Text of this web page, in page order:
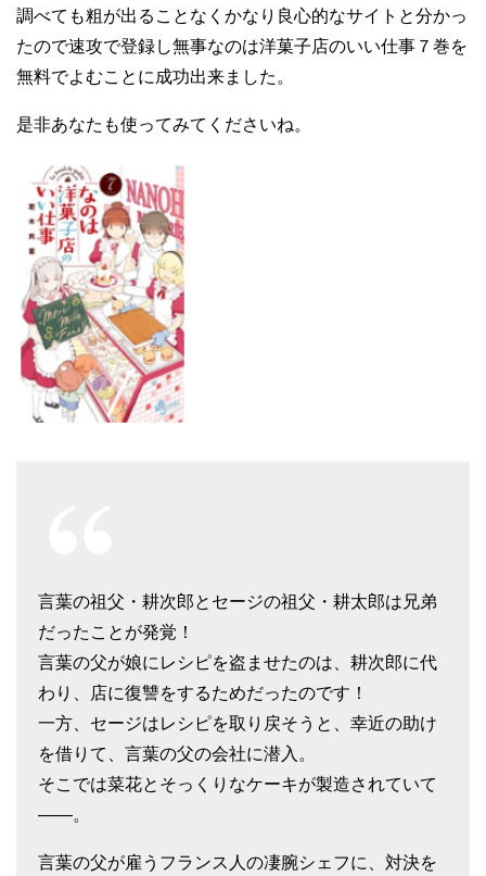
調べても粗が出ることなくかなり良心的なサイトと分かっ
たので速攻で登録し無事なのは洋菓子店のいい仕事７巻を
無料でよむことに成功出来ました。
是非あなたも使ってみてくださいね。
言葉の祖父・耕次郎とセージの祖父・耕太郎は兄弟
だったことが発覚！
言葉の父が娘にレシピを盗ませたのは、耕次郎に代
わり、店に復讐をするためだったのです！
一方、セージはレシピを取り戻そうと、幸近の助け
を借りて、言葉の父の会社に潜入。
そこでは菜花とそっくりなケーキが製造されていて
――。
言葉の父が雇うフランス人の凄腕シェフに、対決を